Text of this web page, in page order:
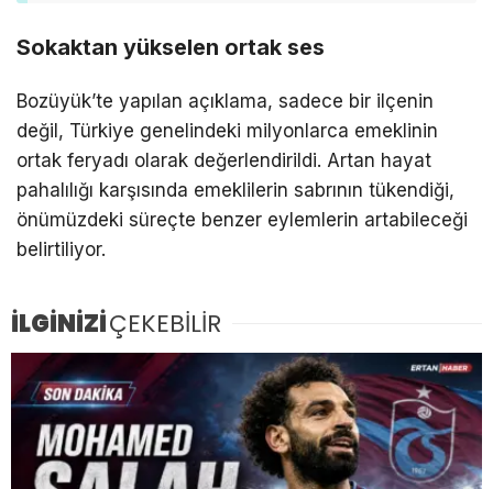
Sokaktan yükselen ortak ses
Bozüyük’te yapılan açıklama, sadece bir ilçenin
değil, Türkiye genelindeki milyonlarca emeklinin
ortak feryadı olarak değerlendirildi. Artan hayat
pahalılığı karşısında emeklilerin sabrının tükendiği,
önümüzdeki süreçte benzer eylemlerin artabileceği
belirtiliyor.
İLGİNİZİÇEKEBİLİR